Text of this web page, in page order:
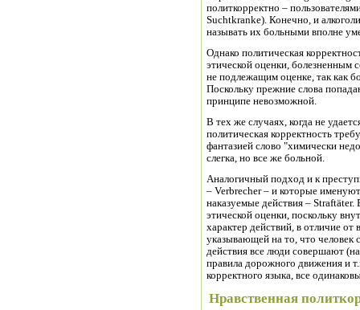
политкорректно –
Suchtkranke). Конечно, и
называть их больными вполне
Однако политическая
этической оценки, болезненным
не подлежащим оценке, так как
Поскольку прежние слова
принципе невозможной.
В тех же случаях, когда не
политическая корректность
фантазией слово "химически
слегка, но все же больной.
Аналогичный подход и к
– Verbrecher – и которые
наказуемые действия –
этической оценки, поскольку
характер действий, в отличие
указывающей на то, что
действия все люди совершают
правила дорожного движения и
корректного языка, все
Нравственная